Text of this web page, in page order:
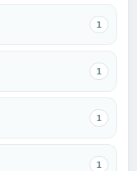
1
1
1
1